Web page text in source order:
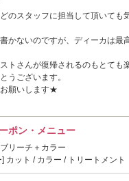
のスタッフに担当して頂いて
かないのですが、ディーカは最
トさんが復帰されるのもとても
うございます。
願いします★
ポン・メニュー
リーチ＋カラー
カット / カラー / トリートメント